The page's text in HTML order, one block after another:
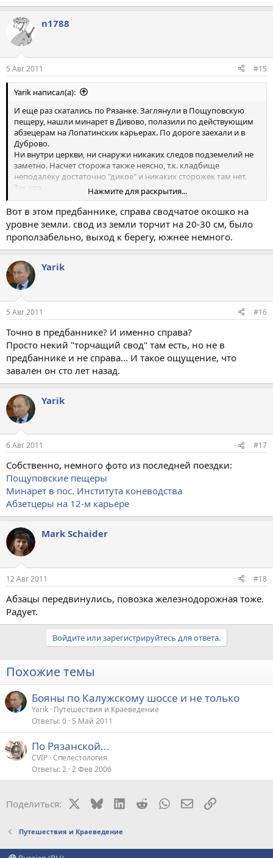
n1788
5 Авг 2011 #15
Yarik написал(а):
И еще раз скатались по Рязанке. Заглянули в Пощуповскую
пещеру, нашли минарет в Дивово, полазили по действующим
абзецерам на Лопатинских карьерах. По дороге заехали и в
Дуброво.
Ни внутри церкви, ни снаружи никаких следов подземелий не
заметно. Насчет сторожа также неясно, т.к. кладбище
неподалеку достаточно "дикое" и никаких сторожек там нет.
Так что...
Эта, а где именно в церкви был сам вход значит? Слева, справа?
Сразу после входа там такой предбанник с двумя маленькими
комнатками слева и справа - но там и спуск в подвал-то не
разместить. Да и подвала там просто сделать не успели...
Нажмите для раскрытия...
Вот в этом предбаннике, справа сводчатое окошко на
уровне земли. свод из земли торчит на 20-30 см, было
проползабельно, выход к берегу, южнее немного.
Yarik
5 Авг 2011 #16
Точно в предбаннике? И именно справа?
Просто некий "торчащий свод" там есть, но не в
предбаннике и не справа... И такое ощущение, что
завален он сто лет назад.
Yarik
6 Авг 2011 #17
Собственно, немного фото из последней поездки:
Пощуповские пещеры
Минарет в пос. Института коневодства
Абзетцеры на 12-м карьере
Mark Schaider
12 Авг 2011 #18
Абзацы передвинулись, повозка железнодорожная тоже.
Радует.
Войдите или зарегистрируйтесь для ответа.
Похожие темы
Бояны по Калужскому шоссе и не только
Yarik Путешествия и Краеведение
Ответы 0 5 Май 2011
По Рязанской...
CVIP Спелестология
Ответы 2 2 Фев 2006
Поделиться: BlueskyLinkedIn
RedditWhatsAppЭлектронная
Ссылка
Путешествия и Краеведение